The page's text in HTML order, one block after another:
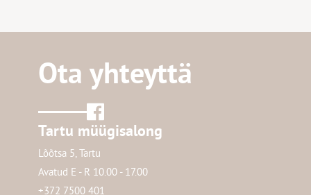
Ota yhteyttä
Tartu müügisalong
Lõõtsa 5, Tartu
Avatud E - R 10.00 - 17.00
+372 7500 401